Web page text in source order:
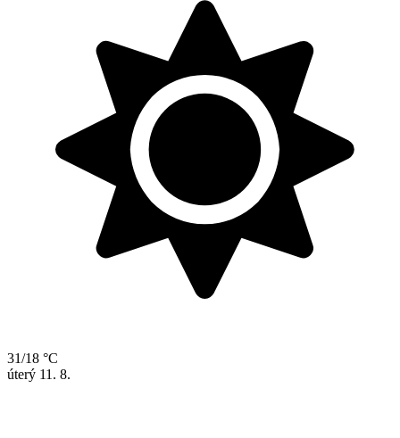
31/18 °C
úterý 11. 8.